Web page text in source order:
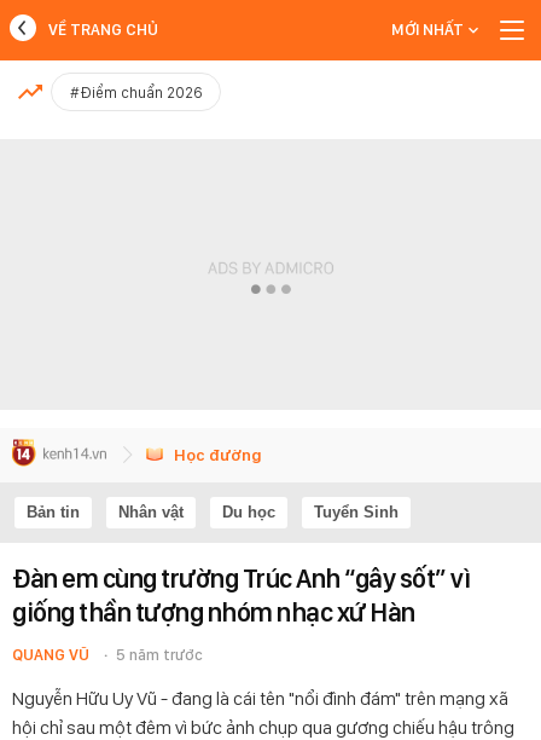
MỚI NHẤT
VỀ TRANG CHỦ MỚI NHẤT
#Điểm chuẩn 2026
Học đường
Bản tin Nhân vật Du học Tuyển Sinh
Đàn em cùng trường Trúc Anh “gây sốt” vì
giống thần tượng nhóm nhạc xứ Hàn
QUANG VŨ 5 năm trước
Nguyễn Hữu Uy Vũ - đang là cái tên "nổi đình đám" trên mạng xã
hội chỉ sau một đêm vì bức ảnh chụp qua gương chiếu hậu trông